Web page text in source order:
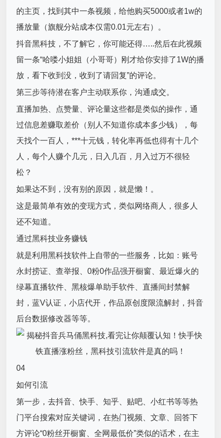
的主页，找到其中一条视频，给他购买5000或者1w的
播放量（旗舰分站成本仅需0.01元左右）。
抖音黑科技，不了解它，你可能还得…..然后在此视频
留一条“哈喽小姐姐（小哥哥）刚才给你安排了1W的播
放，看下收到没，收到了请回复”的评论。
第三步等待潜在客户主动联系你，沟通成交。
直播加热、点赞量、评论量这些都是类似的操作，通
过信息差赚取差价（别人不知道你成本多少钱），每
天找个一百人，***十元钱，转化率再低也得有十几个
人，每个人赚个几元，日入几百，月入过万不很轻
松？
如果达不到，没有别的原因，就是懒！。
这是最简单有效的变现方式，类似网络商人，很多人
还不知道。
通过黑科技业务赚钱
就是利用黑科技软件上自带的一些服务，比如：账号
永封捞证、查举报、0粉0作品强开橱窗、最近爆火的
绿幕直播软件、黑核爆单助手软件、直播间封禁解
封，蓝V认证，小店代开，作品原创度限流解封，抖音
后台数据修改器等等。
04
如何引流
第一步，去抖音、快手、知乎、贴吧、小红书等等热
门平台搜索对应关键词，在热门视频、文章、回答下
方评论“0粉丝开橱窗、全网最低价”类似的话术，在主